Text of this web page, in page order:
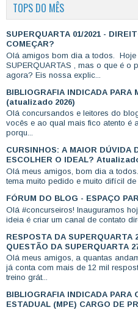
TOPS DO MÊS
SUPERQUARTA 01/2021 -
COMEÇAR?
Olá amigos bom dia a todos. Hoje
SUPERQUARTAS , mas o que é o
agora? Eis nossa explic...
BIBLIOGRAFIA INDICADA PARA
(atualizado 2026)
Olá concursandos e leitores do
vocês e ao qual mais fico atento é
porqu...
CURSINHOS: A MAIOR DÚVIDA
ESCOLHER O IDEAL?
Olá meus amigos, bom dia a
tema muito pedido e muito difícil
FÓRUM DO BLOG - ESPAÇO
Olá #concurseiros! Inauguramos
ideia é criar um canal de contato
RESPOSTA DA SUPERQUARTA
QUESTÃO DA SUPERQUARTA
Olá meus amigos, a quantas
já conta com mais de 12 mil
treino grát...
BIBLIOGRAFIA INDICADA PARA
ESTADUAL (MPE) CARGO DE